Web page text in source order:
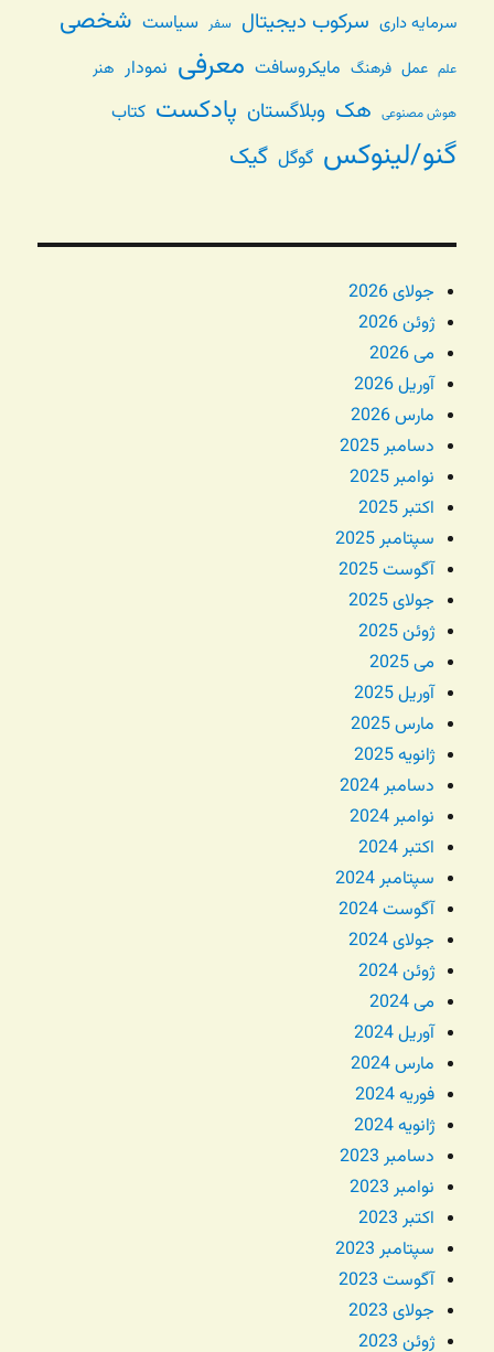
سرمایه داری سرکوب دیجیتال سفر سیاست شخصی
علم عمل فرهنگ مایکروسافت معرفی نمودار هنر
هوش مصنوعی هک وبلاگستان پادکست کتاب
گنو/لینوکس گوگل گیک
جولای 2026
ژوئن 2026
می 2026
آوریل 2026
مارس 2026
دسامبر 2025
نوامبر 2025
اکتبر 2025
سپتامبر 2025
آگوست 2025
جولای 2025
ژوئن 2025
می 2025
آوریل 2025
مارس 2025
ژانویه 2025
دسامبر 2024
نوامبر 2024
اکتبر 2024
سپتامبر 2024
آگوست 2024
جولای 2024
ژوئن 2024
می 2024
آوریل 2024
مارس 2024
فوریه 2024
ژانویه 2024
دسامبر 2023
نوامبر 2023
اکتبر 2023
سپتامبر 2023
آگوست 2023
جولای 2023
ژوئن 2023